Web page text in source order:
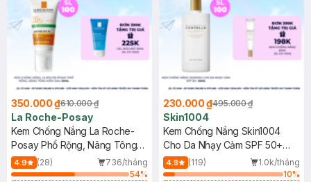
350.000 ₫610.000 ₫
La Roche-Posay
Kem Chống Nắng La Roche-
Posay Phổ Rộng, Nâng Tông
Kiềm Dầu 50ml
4.9 (28)
736/tháng
54%
230.000 ₫495.000 ₫
Skin1004
Kem Chống Nắng Skin1004
Cho Da Nhạy Cảm SPF 50+
50ml
4.8 (119)
1.0k/tháng
10%